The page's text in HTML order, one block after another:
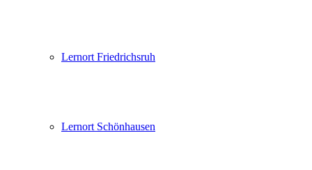
Lernort Friedrichsruh
Lernort Schönhausen